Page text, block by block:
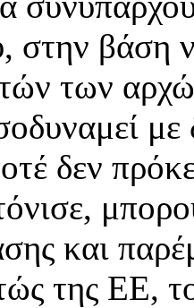
στην βάση
των
δεν
και
της ΕΕ,